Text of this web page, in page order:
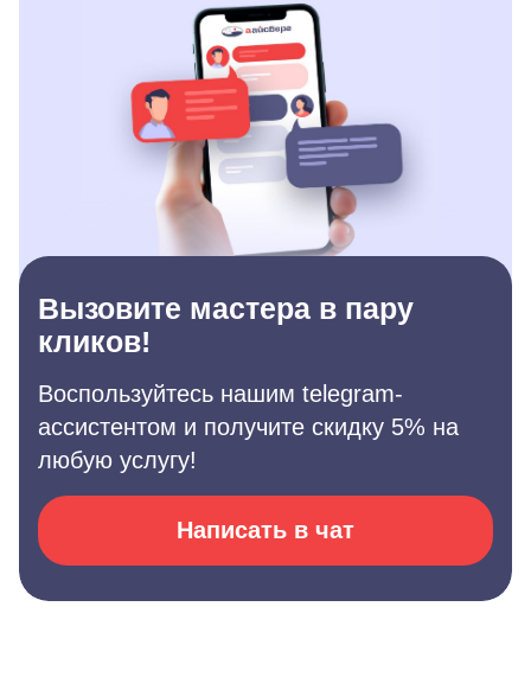
Вызовите мастера в пару
кликов!
Воспользуйтесь нашим telegram-
ассистентом и получите скидку 5% на
любую услугу!
Написать в чат